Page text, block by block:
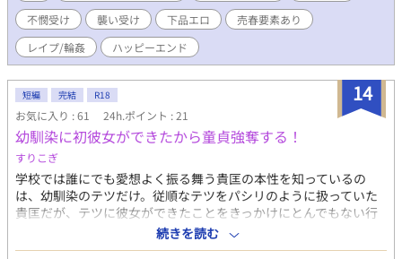
不憫受け
襲い受け 下品エロ
売春要素あり
レイプ/輪姦
ハッピーエンド
14
短編 完結 R18
お気に入り : 61 24h.ポイント : 21
幼馴染に初彼女ができたから童貞強奪する！
すりこぎ
学校では誰にでも愛想よく振る舞う貴匡の本性を知っているの
は、幼馴染のテツだけ。従順なテツをパシリのように扱っていた
貴匡だが、テツに彼女ができたことをきっかけにとんでもない行
動に出る。 ※過去にpixivに掲載した作品です。タイトル、本文は
一部変更、修正しています。
続きを読む